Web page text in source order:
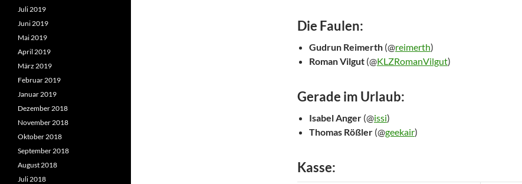
Die Faulen:
Gudrun Reimerth (@reimerth)
Roman Vilgut (@KLZRomanVilgut)
Gerade im Urlaub:
Isabel Anger (@issi)
Thomas Rößler (@geekair)
Kasse:
Juli 2019
Juni 2019
Mai 2019
April 2019
März 2019
Februar 2019
Januar 2019
Dezember 2018
November 2018
Oktober 2018
September 2018
August 2018
Juli 2018